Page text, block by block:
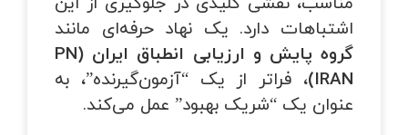
اشتباهات دارد. یک نهاد حرفه‌ای مانند
گروه پایش و ارزیابی انطباق ایران (PN
IRAN
)، فراتر از یک “آزمون‌گیرنده”، به
عنوان یک “شریک بهبود” عمل می‌کند.